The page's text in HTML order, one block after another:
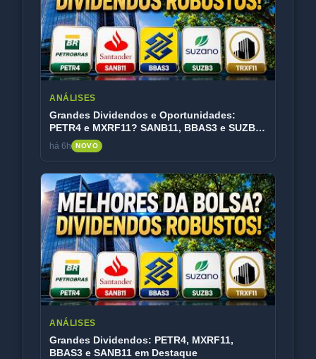
ANÁLISES
Grandes Dividendos e Oportunidades:
PETR4 e MXRF11? SANB11, BBAS3 e SUZB3
em Foco
há 6h NOVO
ANÁLISES
Grandes Dividendos: PETR4, MXRF11,
BBAS3 e SANB11 em Destaque